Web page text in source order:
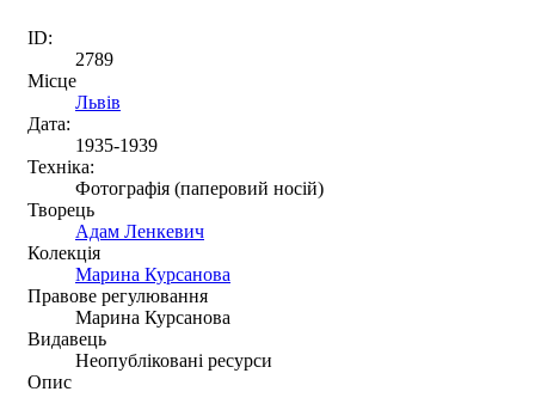
ID:
2789
Місце
Львів
Дата:
1935-1939
Техніка:
Фотографія (паперовий носій)
Творець
Адам Ленкевич
Колекція
Mapина Курсанова
Правове регулювання
Марина Курсанова
Видавець
Неопубліковані ресурси
Опис